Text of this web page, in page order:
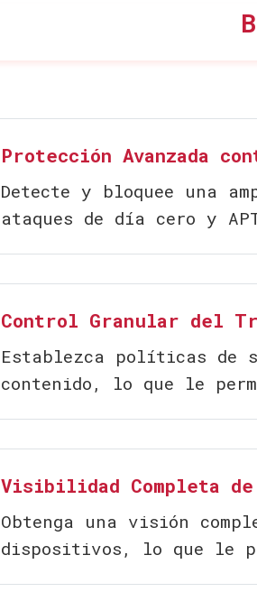
Protección Avanzada
Detecte y bloquee una
ataques de día cero y
Control Granular del
Establezca políticas de
contenido, lo que le
Visibilidad Completa
Obtenga una visión
dispositivos, lo que le